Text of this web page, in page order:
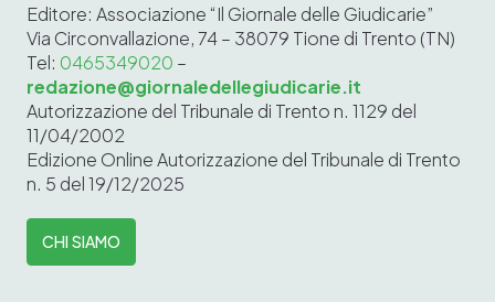
Editore: Associazione “Il Giornale delle Giudicarie”
Via Circonvallazione, 74 – 38079 Tione di Trento (TN)
Tel: 0465349020 –
redazione@giornaledellegiudicarie.it
Autorizzazione del Tribunale di Trento n. 1129 del
11/04/2002
Edizione OnlineAutorizzazione del Tribunale di Trento
n. 5 del 19/12/2025
CHI SIAMO